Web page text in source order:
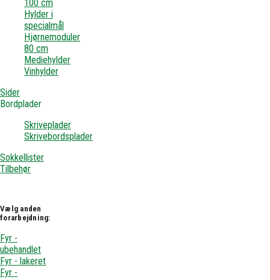
100 cm
Hylder i
specialmål
Hjørnemoduler
80 cm
Mediehylder
Vinhylder
Sider
Bordplader
Skriveplader
Skrivebordsplader
Sokkellister
Tilbehør
Vælg anden
forarbejdning:
Fyr -
ubehandlet
Fyr - lakeret
Fyr -